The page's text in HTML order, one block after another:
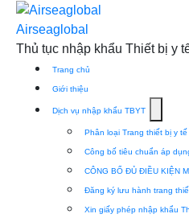
Skip
content
Airseaglobal
Thủ tục nhập khẩu Thiết bị y
Trang chủ
Giới thiệu
Dịch vụ nhập khẩu TBYT
for
Dịch
nhập
Phân loại Trang thiết bị y tế
Công bố tiêu chuẩn áp
CÔNG BỐ ĐỦ ĐIỀU KIỆN
Đăng ký lưu hành trang
Xin giấy phép nhập khẩu